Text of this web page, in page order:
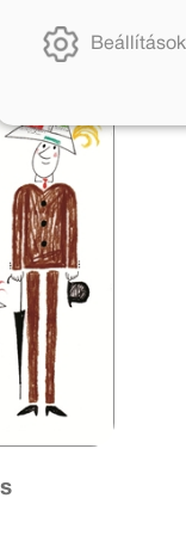
a facebook
Beállítások